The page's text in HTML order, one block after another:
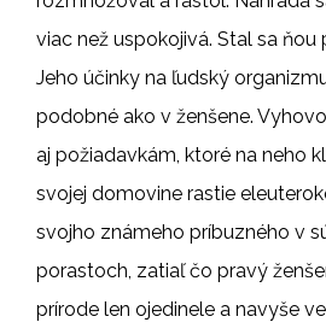
viac než uspokojivá. Stal sa ňou
Jeho účinky na ľudský
podobné ako v ženšene.
aj požiadavkám, ktoré na neho
svojej domovine rastie
svojho známeho príbuzného v
porastoch, zatiaľ čo pravý
prírode len ojedinele a navyše